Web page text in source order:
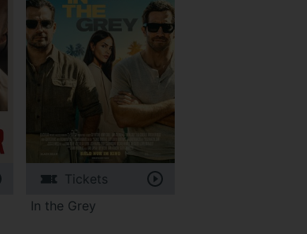
Tickets
In the Grey